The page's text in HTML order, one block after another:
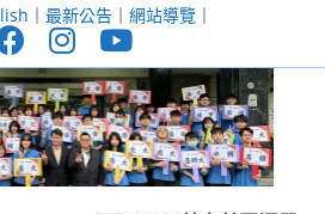
｜ 最新公告｜ 網站導覽｜